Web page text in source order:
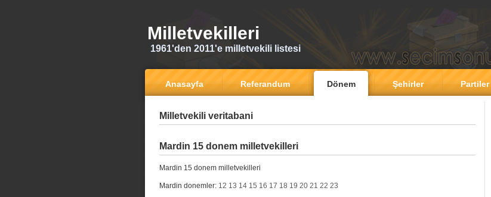
Milletvekilleri
1961'den 2011'e milletvekili listesi
Anasayfa Referandum Dönem Şehirler Partiler
Milletvekili veritabani
Mardin 15 donem milletvekilleri
Mardin 15 donem milletvekilleri
Mardin donemler: 12 13 14 15 16 17 18 19 20 21 22 23